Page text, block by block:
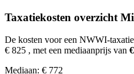
Taxatiekosten overzicht
De kosten voor een NWWI-
€ 825 , met een mediaanprijs van
Mediaan: € 772